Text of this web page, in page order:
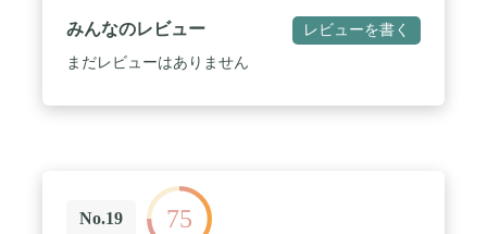
みんなのレビュー レビューを書く
まだレビューはありません
No.19 75